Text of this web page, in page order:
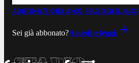
ABBONATI ORA A €0,99LEGGI IL
Sei già abbonato?Accedi e leggi